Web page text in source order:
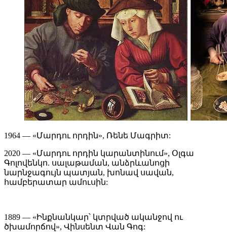
1964 — «Մարդու որդին», Ռենե Մագրիտ:
2020 — «Մարդու որդին կարանտինում», Օլգա
Գոլովենկո. սալաթաման, անձրևանոցի
նարնջագույն պատյան, խոնավ սավան,
համբերատար ամուսին:
1889 — «Ինքնանկար՝ կտրված ականջով ու
ծխամորճով», Վինսենտ Վան Գոգ: